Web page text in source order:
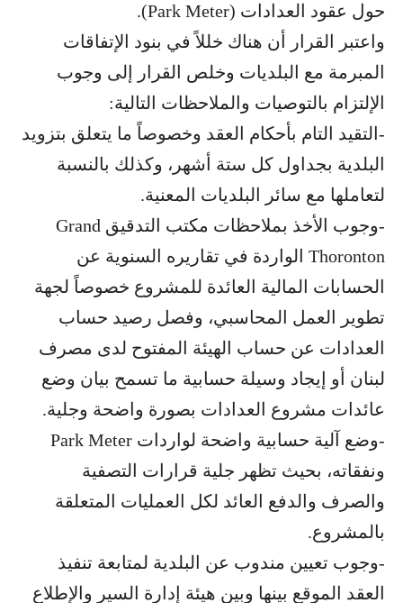
حول عقود العدادات (Park Meter).
واعتبر القرار أن هناك خللاً في بنود الإتفاقات
المبرمة مع البلديات وخلص القرار إلى وجوب
الإلتزام بالتوصيات والملاحظات التالية:
-التقيد التام بأحكام العقد وخصوصاً ما يتعلق بتزويد
البلدية بجداول كل ستة أشهر، وكذلك بالنسبة
لتعاملها مع سائر البلديات المعنية.
-وجوب الأخذ بملاحظات مكتب التدقيق Grand
Thoronton الواردة في تقاريره السنوية عن
الحسابات المالية العائدة للمشروع خصوصاً لجهة
تطوير العمل المحاسبي، وفصل رصيد حساب
العدادات عن حساب الهيئة المفتوح لدى مصرف
لبنان أو إيجاد وسيلة حسابية ما تسمح بيان وضع
عائدات مشروع العدادات بصورة واضحة وجلية.
-وضع آلية حسابية واضحة لواردات Park Meter
ونفقاته، بحيث تظهر جلية قرارات التصفية
والصرف والدفع العائد لكل العمليات المتعلقة
بالمشروع.
-وجوب تعيين مندوب عن البلدية لمتابعة تنفيذ
العقد الموقع بينها وبين هيئة إدارة السير والإطلاع